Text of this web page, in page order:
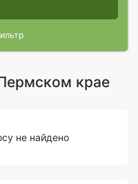
крае
не найдено